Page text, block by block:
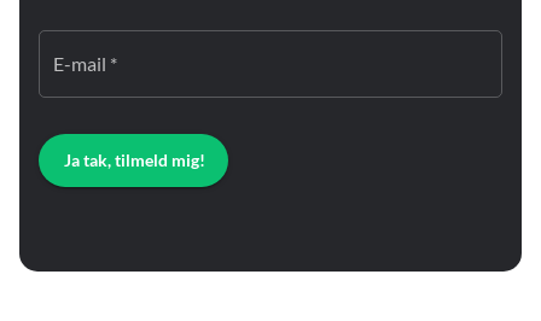
E-mail *
Ja tak, tilmeld mig!